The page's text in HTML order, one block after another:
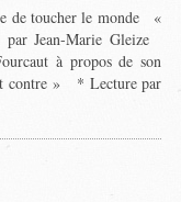
de toucher le monde «
Jean-Marie Gleize
à propos de son
contre » * Lecture par